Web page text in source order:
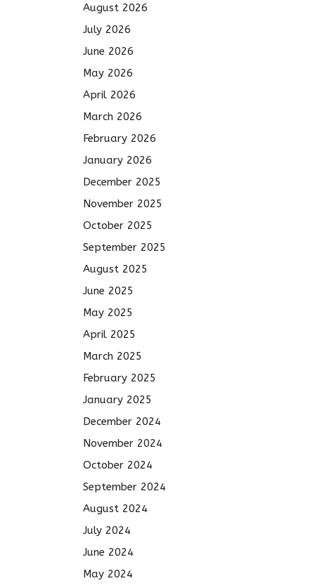
August 2026
July 2026
June 2026
May 2026
April 2026
March 2026
February 2026
January 2026
December 2025
November 2025
October 2025
September 2025
August 2025
June 2025
May 2025
April 2025
March 2025
February 2025
January 2025
December 2024
November 2024
October 2024
September 2024
August 2024
July 2024
June 2024
May 2024